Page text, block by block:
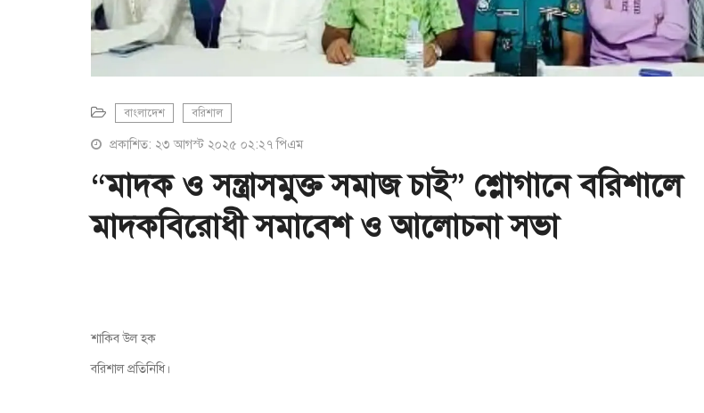
বাংলাদেশ বরিশাল
প্রকাশিত: ২৩ আগস্ট ২০২৫ ০২:২৭ পিএম
“মাদক ও সন্ত্রাসমুক্ত সমাজ চাই” শ্লোগানে বরিশালে
মাদকবিরোধী সমাবেশ ও আলোচনা সভা
শাকিব উল হক
বরিশাল প্রতিনিধি।